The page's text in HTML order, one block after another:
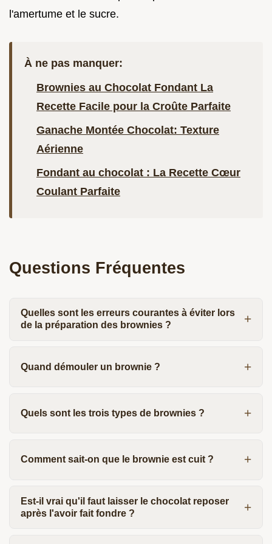
l'amertume et le sucre.
À ne pas manquer:
Brownies au Chocolat Fondant La
Recette Facile pour la Croûte Parfaite
Ganache Montée Chocolat: Texture
Aérienne
Fondant au chocolat : La Recette Cœur
Coulant Parfaite
Questions Fréquentes
Quelles sont les erreurs courantes à éviter lors
de la préparation des brownies ?
Quand démouler un brownie ?
Quels sont les trois types de brownies ?
Comment sait-on que le brownie est cuit ?
Est-il vrai qu'il faut laisser le chocolat reposer
après l'avoir fait fondre ?